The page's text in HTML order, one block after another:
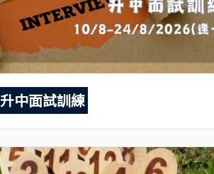
升中面試訓練